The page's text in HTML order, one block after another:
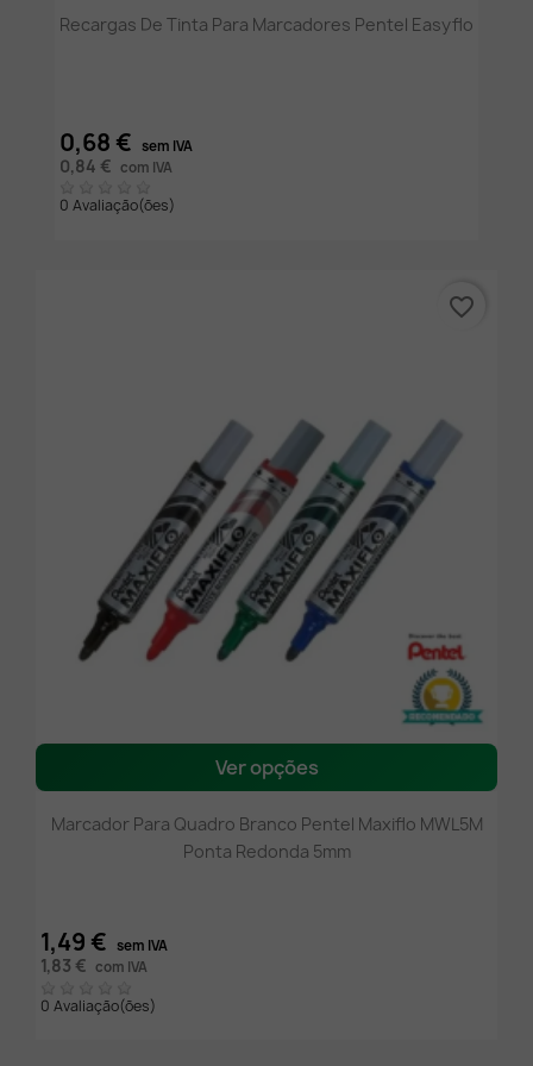
Recargas De Tinta Para Marcadores Pentel Easyflo
0,68 € sem IVA
0,84 € com IVA
0 Avaliação(ões)
Ver opções
Marcador Para Quadro Branco Pentel Maxiflo MWL5M
Ponta Redonda 5mm
1,49 € sem IVA
1,83 € com IVA
0 Avaliação(ões)
favorite_border